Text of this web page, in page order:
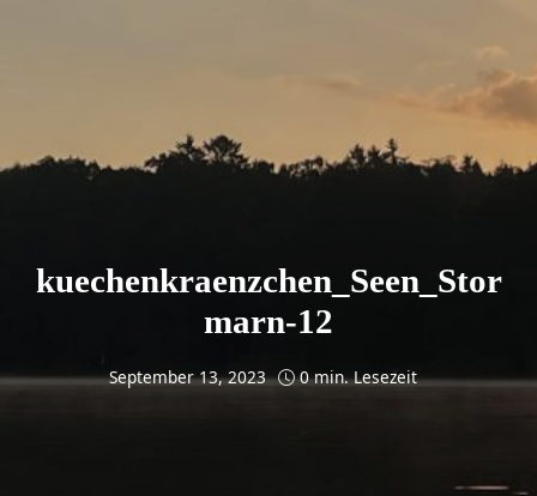
kuechenkraenzchen_Seen_Stor
marn-12
September 13, 2023 0 min. Lesezeit